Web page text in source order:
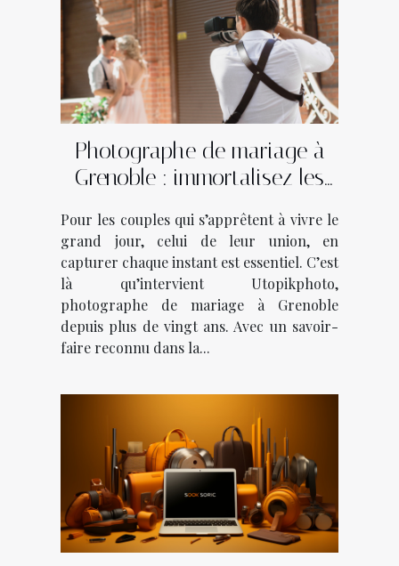
Photographe de mariage à
Grenoble : immortalisez les
Utopikphoto !
Pour les couples qui s’apprêtent à vivre le
grand jour, celui de leur union, en
capturer chaque instant est essentiel. C’est
là qu’intervient Utopikphoto,
photographe de mariage à Grenoble
depuis plus de vingt ans. Avec un savoir-
faire reconnu dans la...